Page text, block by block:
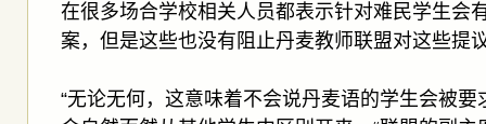
在很多场合学校相关人员都表示针对难民学生会
案，但是这些也没有阻止丹麦教师联盟对这些提
“无论无何，这意味着不会说丹麦语的学生会被